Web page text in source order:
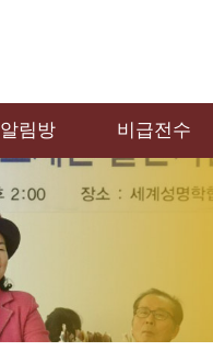
알림방 비급전수